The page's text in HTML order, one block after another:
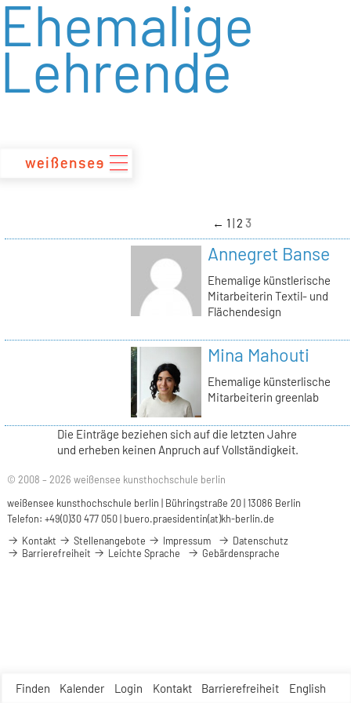
zum
Inhalt
Finden Kalender Login Kontakt Barrierefreiheit English
Ehemalige
Lehrende
← 1 23
Annegret Banse
Ehemalige künstlerische
Mitarbeiterin Textil- und
Flächendesign
Mina Mahouti
Ehemalige künsterlische
Mitarbeiterin greenlab
Die Einträge beziehen sich auf die letzten Jahre
und erheben keinen Anpruch auf Vollständigkeit.
© 2008 – 2026 weißensee kunsthochschule berlin
weißensee kunsthochschule berlin | Bühringstraße 20 | 13086 Berlin
Telefon: +49(0)30 477 050 | buero.praesidentin(at)kh-berlin.de
Kontakt
Stellenangebote Impressum
Datenschutz
Barrierefreiheit
Leichte Sprache Gebärdensprache